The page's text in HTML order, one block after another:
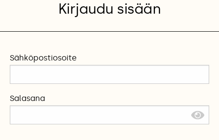
Kirjaudu sisään
Sähköpostiosoite
Salasana